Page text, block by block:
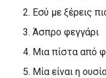
Εσύ με ξέρεις
Άσπρο φεγγάρι
Μια πίστα από
Μία είναι η